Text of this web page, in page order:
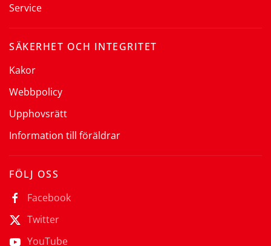
Service
SÄKERHET OCH INTEGRITET
Kakor
Webbpolicy
Upphovsrätt
Information till föräldrar
FÖLJ OSS
Facebook
Twitter
YouTube